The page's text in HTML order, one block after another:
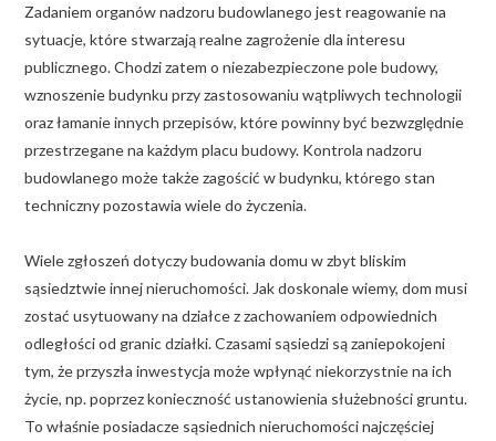
Zadaniem organów nadzoru budowlanego jest reagowanie na
sytuacje, które stwarzają realne zagrożenie dla interesu
publicznego. Chodzi zatem o niezabezpieczone pole budowy,
wznoszenie budynku przy zastosowaniu wątpliwych technologii
oraz łamanie innych przepisów, które powinny być bezwzględnie
przestrzegane na każdym placu budowy. Kontrola nadzoru
budowlanego może także zagościć w budynku, którego stan
techniczny pozostawia wiele do życzenia.
Wiele zgłoszeń dotyczy budowania domu w zbyt bliskim
sąsiedztwie innej nieruchomości. Jak doskonale wiemy, dom musi
zostać usytuowany na działce z zachowaniem odpowiednich
odległości od granic działki. Czasami sąsiedzi są zaniepokojeni
tym, że przyszła inwestycja może wpłynąć niekorzystnie na ich
życie, np. poprzez konieczność ustanowienia służebności gruntu.
To właśnie posiadacze sąsiednich nieruchomości najczęściej